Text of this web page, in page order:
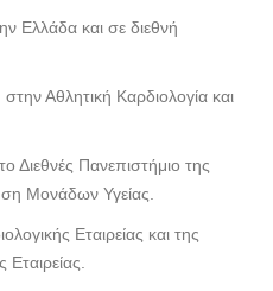
Ελλάδα και σε διεθνή
Αθλητική Καρδιολογία και
Διεθνές Πανεπιστήμιο της
Μονάδων Υγείας.
Εταιρείας και της